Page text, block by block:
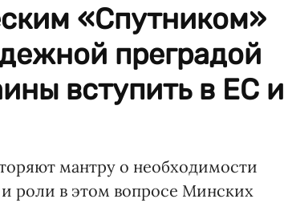
«Спутником»
преградой
вступить в ЕС и
мантру о необходимости
роли в этом вопросе Минских